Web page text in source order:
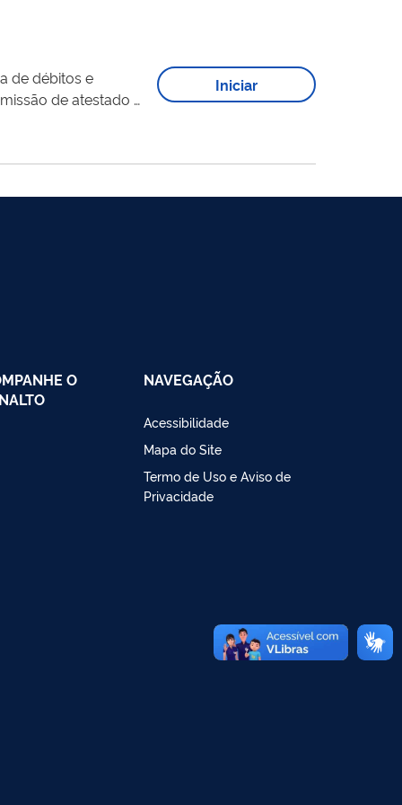
de débitos e
Iniciar
O
NAVEGAÇÃO
Acessibilidade
Mapa do Site
Termo de Uso e Aviso de
Privacidade